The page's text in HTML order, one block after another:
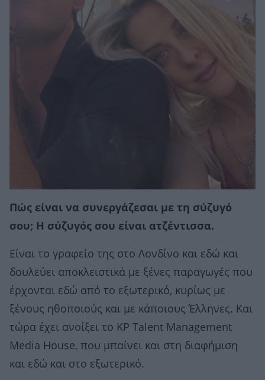
Πώς είναι να συνεργάζεσαι με τη σύζυγό
σου; Η σύζυγός σου είναι ατζέντισσα.
Είναι το γραφείο της στο Λονδίνο και εδώ και
δουλεύει αποκλειστικά με ξένες παραγωγές που
έρχονται εδώ από το εξωτερικό, κυρίως με
ξένους ηθοποιούς και με κάποιους Έλληνες. Και
τώρα έχει ανοίξει το KP Talent Management
Media House, που μπαίνει και στη διαφήμιση
και εδώ και στο εξωτερικό.